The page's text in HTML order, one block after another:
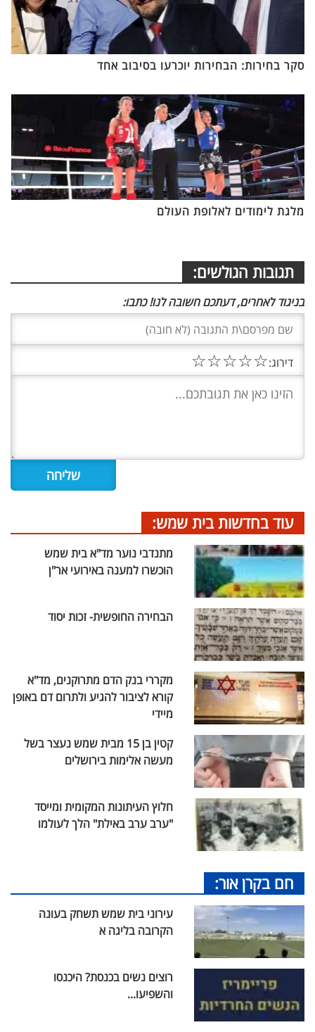
סקר בחירות: הבחירות יוכרעו בסיבוב אחד
מלגת לימודים לאלופת העולם
תגובות הגולשים:
בניגוד לאחרים, דעתכם חשובה לנו! כתבו:
דירוג:☆
☆
☆
☆
☆
עוד בחדשות בית שמש:
מתנדבי נוער מד"א בית שמש
הוכשרו למענה באירועי אר"ן
הבחירה החופשית- זכות יסוד
מקררי בנק הדם מתרוקנים, מד"א
קורא לציבור להגיע ולתרום דם באופן
מיידי
קטין בן 15 מבית שמש נעצר בשל
מעשה אלימות בירושלים
חלוץ העיתונות המקומית ומייסד
"ערב ערב באילת" הלך לעולמו
חם בקרן אור:
עירוני בית שמש תשחק בעונה
הקרובה בליגה א
רוצים נשים בכנסת? היכנסו
והשפיעו...